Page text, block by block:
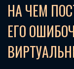
НА ЧЕМ
ЕГО